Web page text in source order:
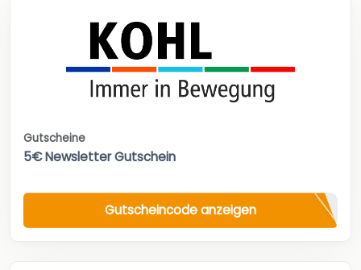
Gutscheine
5€ Newsletter Gutschein
Gutscheincode anzeigen